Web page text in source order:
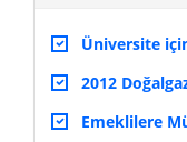
Üniversite
2012
Emeklilere